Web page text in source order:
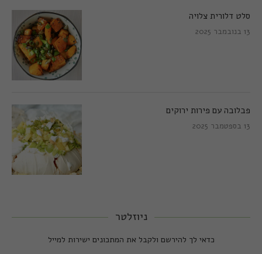
סלט דלורית צלויה
13 בנובמבר 2025
פבלובה עם פירות ירוקים
13 בספטמבר 2025
ניוזלטר
כדאי לך להירשם ולקבל את המתכונים ישירות למייל